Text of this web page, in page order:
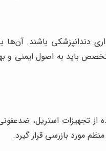
دندانپزشکی باشند. آن‌ها
باید به اصول ایمنی و
از تجهیزات استریل،
مورد بازرسی قرار گیرد.